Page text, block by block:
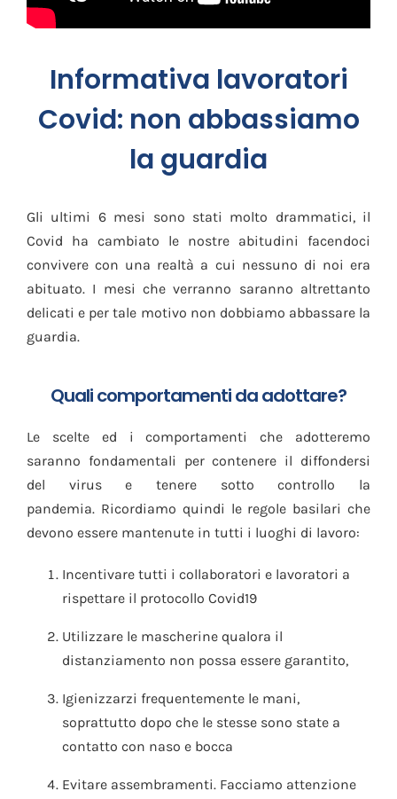
Informativa lavoratori
Covid: non abbassiamo
la guardia
Gli ultimi 6 mesi sono stati molto drammatici, il
Covid ha cambiato le nostre abitudini facendoci
convivere con una realtà a cui nessuno di noi era
abituato. I mesi che verranno saranno altrettanto
delicati e per tale motivo non dobbiamo abbassare la
guardia.
Quali comportamenti da adottare?
Le scelte ed i comportamenti che adotteremo
saranno fondamentali per contenere il diffondersi
del virus e tenere sotto controllo la
pandemia. Ricordiamo quindi le regole basilari che
devono essere mantenute in tutti i luoghi di lavoro:
Incentivare tutti i collaboratori e lavoratori a
rispettare il protocollo Covid19
Utilizzare le mascherine qualora il
distanziamento non possa essere garantito,
Igienizzarzi frequentemente le mani,
soprattutto dopo che le stesse sono state a
contatto con naso e bocca
Evitare assembramenti. Facciamo attenzione